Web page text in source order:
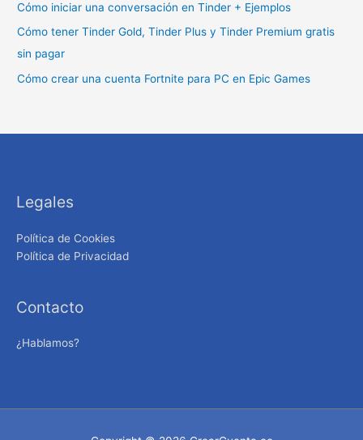
Cómo iniciar una conversación en Tinder + Ejemplos
Cómo tener Tinder Gold, Tinder Plus y Tinder Premium gratis
sin pagar
Cómo crear una cuenta Fortnite para PC en Epic Games
Legales
Política de Cookies
Política de Privacidad
Contacto
¿Hablamos?